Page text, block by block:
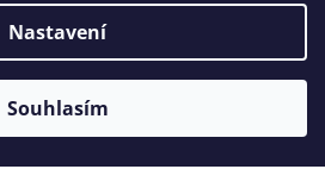
Nastavení
Souhlasím
GRANULE.CZ | Jsme tu pro ty, kteří
Všechna práva vyhrazena.